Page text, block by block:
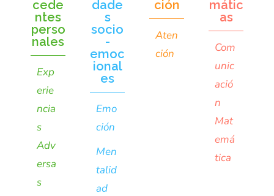
cede
ntes
perso
nales
Exp
erie
ncia
s
Adv
ersa
s
dade
s
socio
-
emoc
ional
es
Emo
ción
Men
talid
ad
ción
Aten
ción
mátic
as
Com
unic
ació
n
Mat
emá
tica